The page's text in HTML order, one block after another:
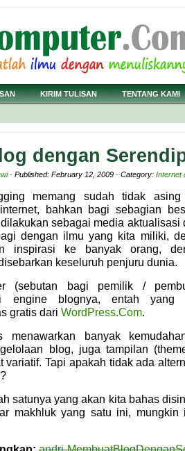
KIRIM TULISAN TENTANG KAMI
dengan
· Published: February 12, 2009 · Category: Internet
memang sudah tidak
bahkan bagi sebagian
sebagai media aktualisasi
dengan ilmu yang kita miliki,
inspirasi ke banyak orang,
keseluruh penjuru dunia.
(sebutan bagi pemilik /
engine blognya, entah yang
gratis dari WordPress.Com.
menawarkan banyak
blog, juga tampilan
variatif. Tapi apakah tidak ada
satunya yang akan kita bahas
makhluk yang satu ini,